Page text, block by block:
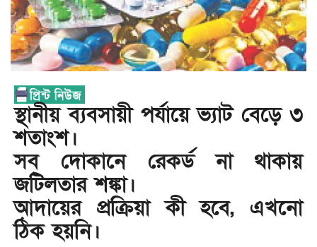
স্থানীয় ব্যবসায়ী পর্যায়ে ভ্যাট বেড়ে ৩
শতাংশ।
সব দোকানে রেকর্ড না থাকায়
জটিলতার শঙ্কা।
আদায়ের প্রক্রিয়া কী হবে, এখনো
ঠিক হয়নি।